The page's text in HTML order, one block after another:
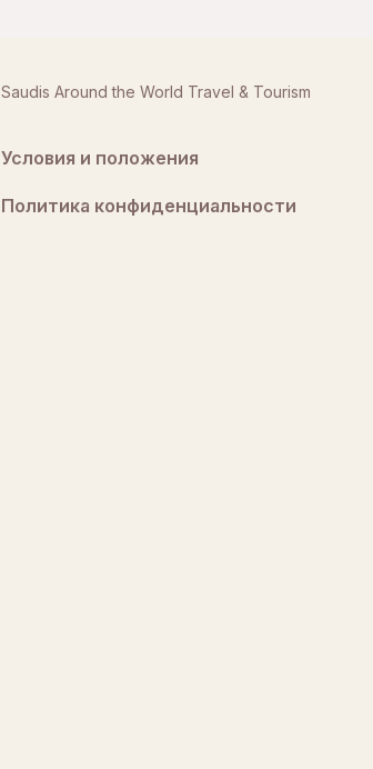
Saudis Around the World Travel & Tourism
Условия и положения
Политика конфиденциальности